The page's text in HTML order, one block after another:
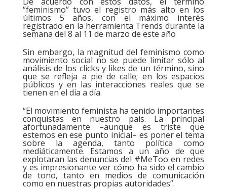
“feminismo” tuvo el registro más alto en los
últimos 5 años, con el máximo interés
registrado en la herramienta Trends durante la
semana del 8 al 11 de marzo de este año
Sin embargo, la magnitud del feminismo como
movimiento social no se puede limitar sólo al
análisis de los clicks y likes de un término, sino
que se refleja a pie de calle; en los espacios
públicos y en las interacciones reales que se
tienen en el día a día.
“El movimiento feminista ha tenido importantes
conquistas en nuestro país. La principal
afortunadamente –aunque es triste que
estemos en ese punto inicial– es poner el tema
sobre la agenda, tanto política como
mediáticamente. Estamos a un año de que
explotaran las denuncias del #MeToo en redes
y es impresionante ver cómo ha sido el cambio
de tono, tanto en medios de comunicación
como en nuestras propias autoridades”.